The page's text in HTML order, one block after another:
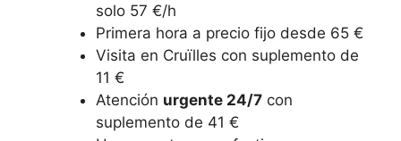
solo 57 €/h
Primera hora a precio fijo desde 65 €
Visita en Cruïlles con suplemento de
11 €
Atención urgente 24/7con
suplemento de 41 €